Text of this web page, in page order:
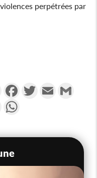
perpétrées par
PartagerFacebookTwitterEmail
Messenger